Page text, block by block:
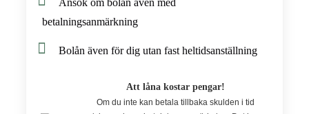
Ansök om bolån även med
betalningsanmärkning
Bolån även för dig utan fast heltidsanställning
Att låna kostar pengar!
Om du inte kan betala tillbaka skulden i tid